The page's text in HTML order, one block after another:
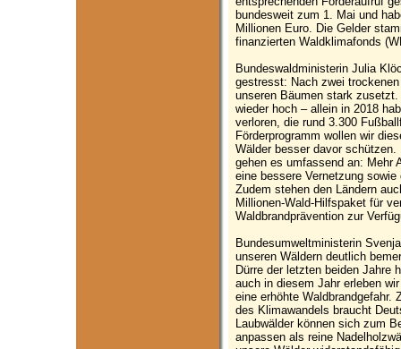
bundesweit zum 1. Mai und
Millionen Euro. Die Gelder
finanzierten Waldklimafonds
Bundeswaldministerin Julia
gestresst: Nach zwei
unseren Bäumen stark
wieder hoch – allein in 2018
verloren, die rund 3.300
Förderprogramm wollen wir
Wälder besser davor
gehen es umfassend an: Mehr
eine bessere Vernetzung
Zudem stehen den Ländern
Millionen-Wald-Hilfspaket für
Waldbrandprävention zur
Bundesumweltministerin
unseren Wäldern deutlich
Dürre der letzten beiden Jahre
auch in diesem Jahr erleben
eine erhöhte Waldbrandgefahr.
des Klimawandels braucht
Laubwälder können sich zum
anpassen als reine